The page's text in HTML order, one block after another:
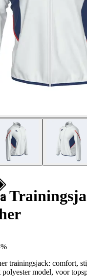
trainingsjack: comfort,
polyester model, voor